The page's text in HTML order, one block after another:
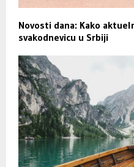
Novosti dana: Kako
svakodnevicu u Srbiji